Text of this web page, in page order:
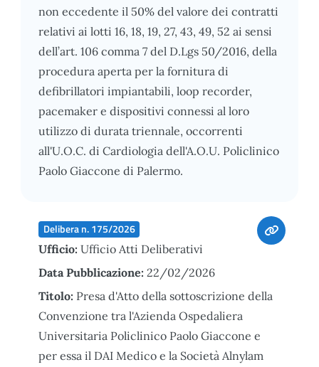
non eccedente il 50% del valore dei contratti
relativi ai lotti 16, 18, 19, 27, 43, 49, 52 ai sensi
dell’art. 106 comma 7 del D.Lgs 50/2016, della
procedura aperta per la fornitura di
defibrillatori impiantabili, loop recorder,
pacemaker e dispositivi connessi al loro
utilizzo di durata triennale, occorrenti
all'U.O.C. di Cardiologia dell'A.O.U. Policlinico
Paolo Giaccone di Palermo.
Delibera n. 175/2026
Ufficio: Ufficio Atti Deliberativi
Data Pubblicazione: 22/02/2026
Titolo: Presa d'Atto della sottoscrizione della
Convenzione tra l'Azienda Ospedaliera
Universitaria Policlinico Paolo Giaccone e
per essa il DAI Medico e la Società Alnylam